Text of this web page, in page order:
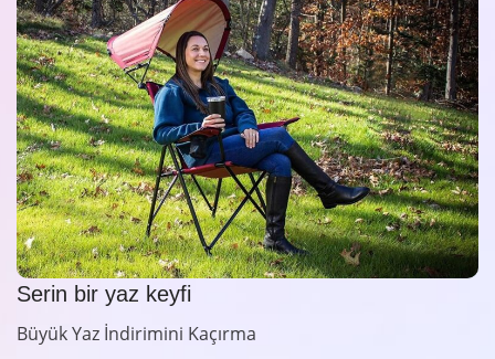
Serin bir yaz keyfi
Büyük Yaz İndirimini Kaçırma